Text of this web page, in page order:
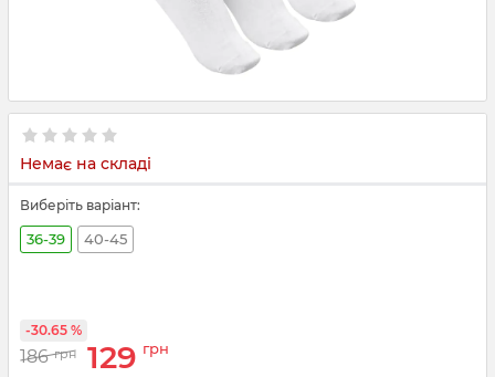
Немає на складі
Виберіть варіант:
36-39 40-45
186 грн 129 грн
-30.65 %